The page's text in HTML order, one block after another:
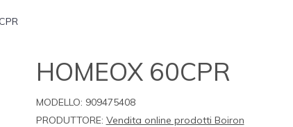
HOMEOX 60CPR
MODELLO: 909475408
PRODUTTORE: Vendita online prodotti Boiron